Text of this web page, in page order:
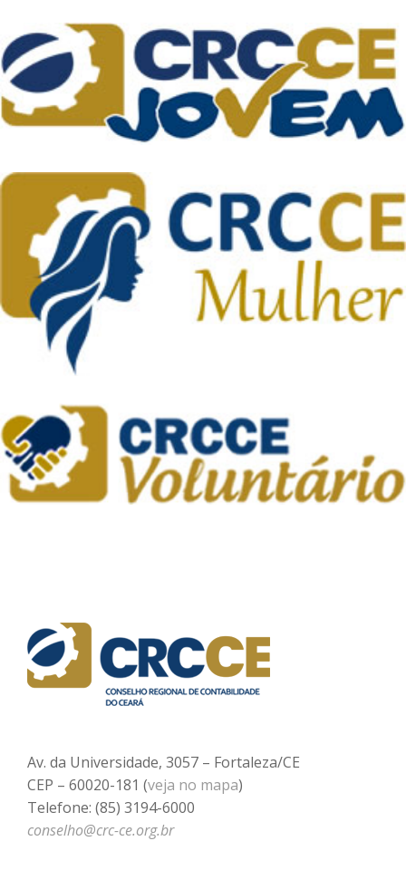
Av. da Universidade, 3057 – Fortaleza/CE
CEP – 60020-181 (veja no mapa)
Telefone: (85) 3194-6000
conselho@crc-ce.org.br